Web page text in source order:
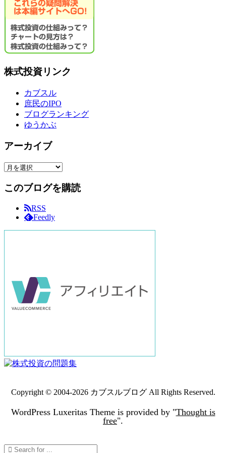
株式投資リンク
カブスル
庶民のIPO
ブログランキング
ゆうかぶ
アーカイブ
ア
カ
このブログを購読
RSS
Feedly
Copyright © 2004-2026 カブスルブログAll Rights Reserved.
WordPress Luxeritas Theme is provided by "Thought is
free".